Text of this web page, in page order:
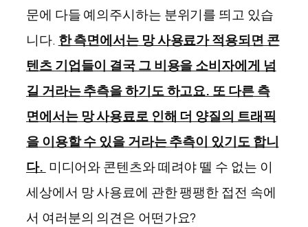
문에 다들 예의주시하는 분위기를 띄고 있습
니다. 한 측면에서는 망 사용료가 적용되면 콘
텐츠 기업들이 결국 그 비용을 소비자에게 넘
길 거라는 추측을 하기도 하고요. 또 다른 측
면에서는 망 사용료로 인해 더 양질의 트래픽
을 이용할 수 있을 거라는 추측이 있기도 합니
다. 미디어와 콘텐츠와 떼려야 뗄 수 없는 이
세상에서 망 사용료에 관한 팽팽한 접전 속에
서 여러분의 의견은 어떤가요?